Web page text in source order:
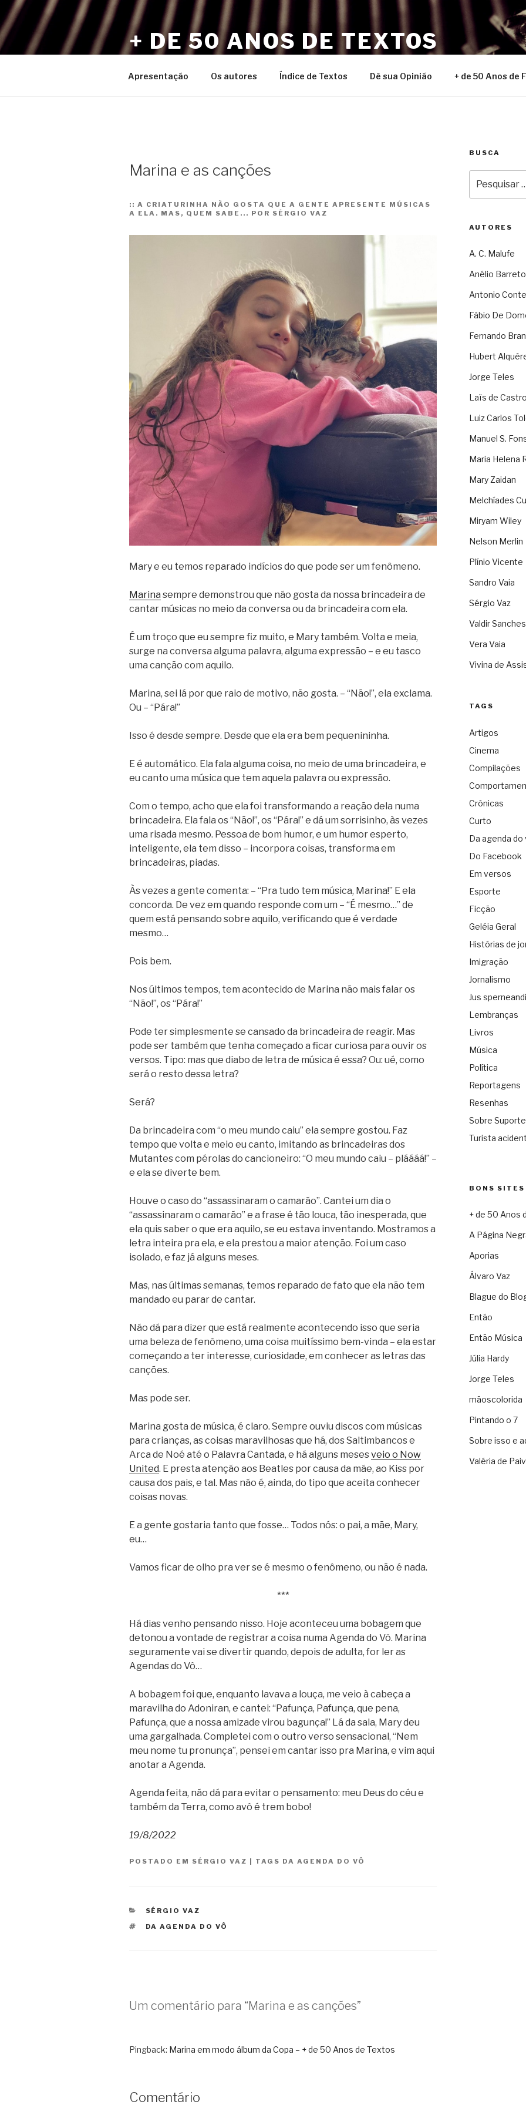
Pular
para
o
conteúdo
+ DE 50 ANOS DE TEXTOS
Apresentação Os autores Índice de Textos Dê sua Opinião + de 50 Anos de
Marina e as canções
:: A CRIATURINHA NÃO GOSTA QUE A GENTE APRESENTE MÚSICAS
A ELA. MAS, QUEM SABE... POR SÉRGIO VAZ
Mary e eu temos reparado indícios do que pode ser um fenômeno.
Marina sempre demonstrou que não gosta da nossa brincadeira de
cantar músicas no meio da conversa ou da brincadeira com ela.
É um troço que eu sempre fiz muito, e Mary também. Volta e meia,
surge na conversa alguma palavra, alguma expressão – e eu tasco
uma canção com aquilo.
Marina, sei lá por que raio de motivo, não gosta. – “Não!”, ela exclama.
Ou – “Pára!”
Isso é desde sempre. Desde que ela era bem pequenininha.
E é automático. Ela fala alguma coisa, no meio de uma brincadeira, e
eu canto uma música que tem aquela palavra ou expressão.
Com o tempo, acho que ela foi transformando a reação dela numa
brincadeira. Ela fala os “Não!”, os “Pára!” e dá um sorrisinho, às vezes
uma risada mesmo. Pessoa de bom humor, e um humor esperto,
inteligente, ela tem disso – incorpora coisas, transforma em
brincadeiras, piadas.
Às vezes a gente comenta: – “Pra tudo tem música, Marina!” E ela
concorda. De vez em quando responde com um – “É mesmo…” de
quem está pensando sobre aquilo, verificando que é verdade
mesmo…
Pois bem.
Nos últimos tempos, tem acontecido de Marina não mais falar os
“Não!”, os “Pára!”
Pode ter simplesmente se cansado da brincadeira de reagir. Mas
pode ser também que tenha começado a ficar curiosa para ouvir os
versos. Tipo: mas que diabo de letra de música é essa? Ou: ué, como
será o resto dessa letra?
Será?
Da brincadeira com “o meu mundo caiu” ela sempre gostou. Faz
tempo que volta e meio eu canto, imitando as brincadeiras dos
Mutantes com pérolas do cancioneiro: “O meu mundo caiu – pláááá!” –
e ela se diverte bem.
Houve o caso do “assassinaram o camarão”. Cantei um dia o
“assassinaram o camarão” e a frase é tão louca, tão inesperada, que
ela quis saber o que era aquilo, se eu estava inventando. Mostramos a
letra inteira pra ela, e ela prestou a maior atenção. Foi um caso
isolado, e faz já alguns meses.
Mas, nas últimas semanas, temos reparado de fato que ela não tem
mandado eu parar de cantar.
Não dá para dizer que está realmente acontecendo isso que seria
uma beleza de fenômeno, uma coisa muitíssimo bem-vinda – ela estar
começando a ter interesse, curiosidade, em conhecer as letras das
canções.
Mas pode ser.
Marina gosta de música, é claro. Sempre ouviu discos com músicas
para crianças, as coisas maravilhosas que há, dos Saltimbancos e
Arca de Noé até o Palavra Cantada, e há alguns mesesveio o Now
United. E presta atenção aos Beatles por causa da mãe, ao Kiss por
causa dos pais, e tal. Mas não é, ainda, do tipo que aceita conhecer
coisas novas.
E a gente gostaria tanto que fosse… Todos nós: o pai, a mãe, Mary,
eu…
Vamos ficar de olho pra ver se é mesmo o fenômeno, ou não é nada.
***
Há dias venho pensando nisso. Hoje aconteceu uma bobagem que
detonou a vontade de registrar a coisa numa Agenda do Vô. Marina
seguramente vai se divertir quando, depois de adulta, for ler as
Agendas do Vô…
A bobagem foi que, enquanto lavava a louça, me veio à cabeça a
maravilha do Adoniran, e cantei: “Pafunça, Pafunça, que pena,
Pafunça, que a nossa amizade virou bagunça!” Lá da sala, Mary deu
uma gargalhada. Completei com o outro verso sensacional, “Nem
meu nome tu pronunça”, pensei em cantar isso pra Marina, e vim aqui
anotar a Agenda.
Agenda feita, não dá para evitar o pensamento: meu Deus do céu e
também da Terra, como avô é trem bobo!
19/8/2022
POSTADO EM SÉRGIO VAZ TAGS DA AGENDA DO VÔ
CATEGORIAS
SÉRGIO VAZ
TAGS
DA AGENDA DO VÔ
Um comentário para “Marina e as canções”
Pingback: Marina em modo álbum da Copa – + de 50 Anos de Textos
Comentário
BUSCA
por:
AUTORES
A. C. Malufe
Anélio Barreto
Antonio
Fábio De
Fernando
Hubert
Jorge Teles
Laïs de Castro
Luiz Carlos
Manuel S.
Maria Helena
Mary Zaidan
Melchíades
Miryam Wiley
Nelson Merlin
Plínio Vicente
Sandro Vaia
Sérgio Vaz
Valdir Sanches
Vera Vaia
Vivina de
TAGS
Artigos
Cinema
Compilações
Crônicas
Curto
Da agenda do
Do Facebook
Em versos
Esporte
Ficção
Geléia Geral
Histórias de
Imigração
Jornalismo
Jus sperneandi
Lembranças
Livros
Música
Política
Reportagens
Resenhas
Sobre
Turista
BONS SITES
+ de 50 Anos
A Página
Aporias
Álvaro Vaz
Blague do
Então
Então Música
Júlia Hardy
Jorge Teles
mãoscolorida
Pintando o 7
Sobre isso e
Valéria de